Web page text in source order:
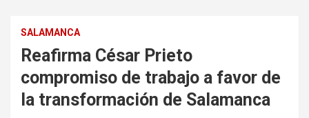
SALAMANCA
Reafirma César Prieto
compromiso de trabajo a favor de
la transformación de Salamanca